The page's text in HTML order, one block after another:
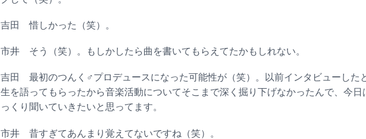
吉田 惜しかった（笑）。
市井 そう（笑）。もしかしたら曲を書いてもらえてたかもしれない。
吉田 最初のつんく♂プロデュースになった可能性が（笑）。以前インタビューした
生を語ってもらったから音楽活動についてそこまで深く掘り下げなかったんで、今日
っくり聞いていきたいと思ってます。
市井 昔すぎてあんまり覚えてないですね（笑）。